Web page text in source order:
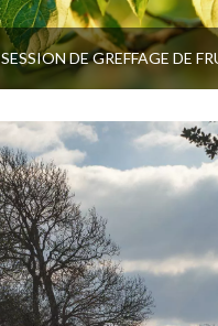
SESSION DE GREFFAGE DE